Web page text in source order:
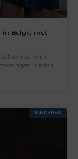
in België met
een scherm.
bieden
KINDEREN